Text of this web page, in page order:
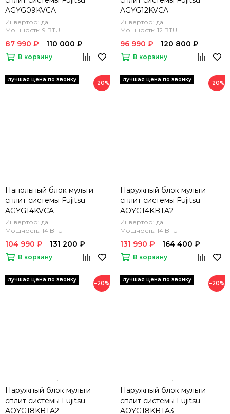
AGYG09KVCA
Инвертор: да
Мощность: 9 BTU
87 990 ₽ 110 000 ₽
В корзину
AGYG12KVCA
Инвертор: да
Мощность: 12 BTU
96 990 ₽ 120 800 ₽
В корзину
−20%
Напольный блок мульти
сплит системы Fujitsu
AGYG14KVCA
Инвертор: да
Мощность: 14 BTU
104 990 ₽ 131 200 ₽
В корзину
−20%
Наружный блок мульти
сплит системы Fujitsu
AOYG14KBTA2
Инвертор: да
Мощность: 14 BTU
131 990 ₽ 164 400 ₽
В корзину
−20%
Наружный блок мульти
сплит системы Fujitsu
AOYG18KBTA2
−20%
Наружный блок мульти
сплит системы Fujitsu
AOYG18KBTA3